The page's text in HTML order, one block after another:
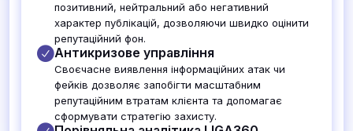
позитивний, нейтральний або негативний
характер публікацій, дозволяючи швидко оцінити
репутаційний фон.
Антикризове управління
Своєчасне виявлення інформаційних атак чи
фейків дозволяє запобігти масштабним
репутаційним втратам клієнта та допомагає
сформувати стратегію захисту.